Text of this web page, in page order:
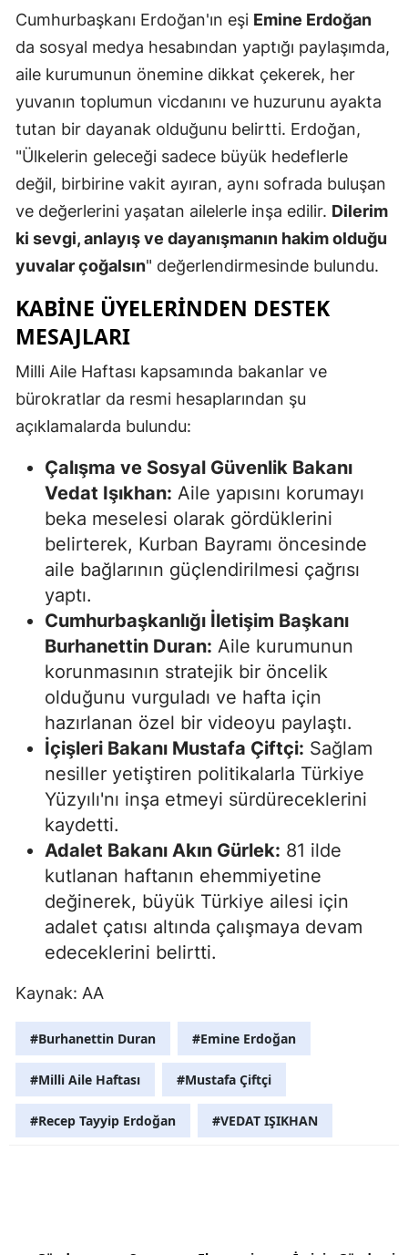
Kütahya
Malatya
Manisa
Muğla
Muş
Samsun
Siirt
Sinop
Sivas
Tekirdağ
Tokat
Tunceli
Şanlıurfa
Uşak
Van
Cumhurbaşkanı Erdoğan'ın eşi Emine Erdoğan
da sosyal medya hesabından yaptığı paylaşımda,
aile kurumunun önemine dikkat çekerek, her
yuvanın toplumun vicdanını ve huzurunu ayakta
tutan bir dayanak olduğunu belirtti. Erdoğan,
"Ülkelerin geleceği sadece büyük hedeflerle
değil, birbirine vakit ayıran, aynı sofrada buluşan
ve değerlerini yaşatan ailelerle inşa edilir. Dilerim
ki sevgi, anlayış ve dayanışmanın hakim olduğu
yuvalar çoğalsın" değerlendirmesinde bulundu.
KABINE ÜYELERINDEN DESTEK
MESAJLARI
Milli Aile Haftası kapsamında bakanlar ve
bürokratlar da resmi hesaplarından şu
açıklamalarda bulundu:
Çalışma ve Sosyal Güvenlik Bakanı
Vedat Işıkhan: Aile yapısını korumayı
beka meselesi olarak gördüklerini
belirterek, Kurban Bayramı öncesinde
aile bağlarının güçlendirilmesi çağrısı
yaptı.
Cumhurbaşkanlığı İletişim Başkanı
Burhanettin Duran: Aile kurumunun
korunmasının stratejik bir öncelik
olduğunu vurguladı ve hafta için
hazırlanan özel bir videoyu paylaştı.
İçişleri Bakanı Mustafa Çiftçi: Sağlam
nesiller yetiştiren politikalarla Türkiye
Yüzyılı'nı inşa etmeyi sürdüreceklerini
kaydetti.
Adalet Bakanı Akın Gürlek: 81 ilde
kutlanan haftanın ehemmiyetine
değinerek, büyük Türkiye ailesi için
adalet çatısı altında çalışmaya devam
edeceklerini belirtti.
Kaynak: AA
#Burhanettin Duran #Emine Erdoğan
#Milli Aile Haftası #Mustafa Çiftçi
#Recep Tayyip Erdoğan #VEDAT IŞIKHAN